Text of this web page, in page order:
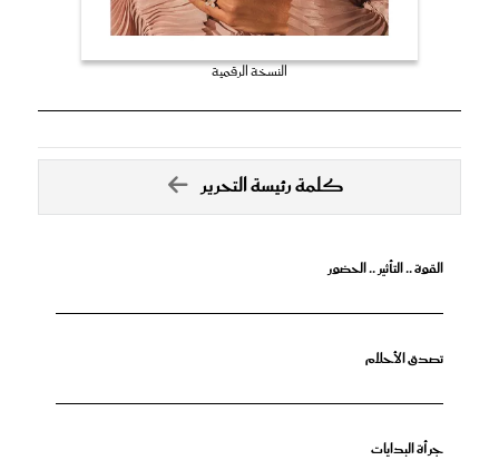
النسخة الرقمية
كلمة رئيسة التحرير
القوة .. التأثير .. الحضور
تصدق الأحلام
جرأة البدايات